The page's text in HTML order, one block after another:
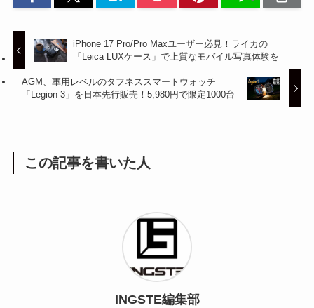
iPhone 17 Pro/Pro Maxユーザー必見！ライカの
「Leica LUXケース」で上質なモバイル写真体験を
AGM、軍用レベルのタフネススマートウォッチ
「Legion 3」を日本先行販売！5,980円で限定1000台
この記事を書いた人
INGSTE編集部